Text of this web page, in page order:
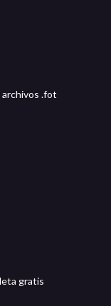
.fot
gratis